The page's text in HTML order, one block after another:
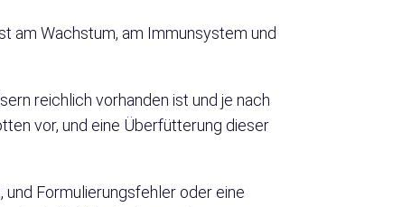
am Wachstum, am Immunsystem und
reichlich vorhanden ist und je nach
vor, und eine Überfütterung dieser
Formulierungsfehler oder eine